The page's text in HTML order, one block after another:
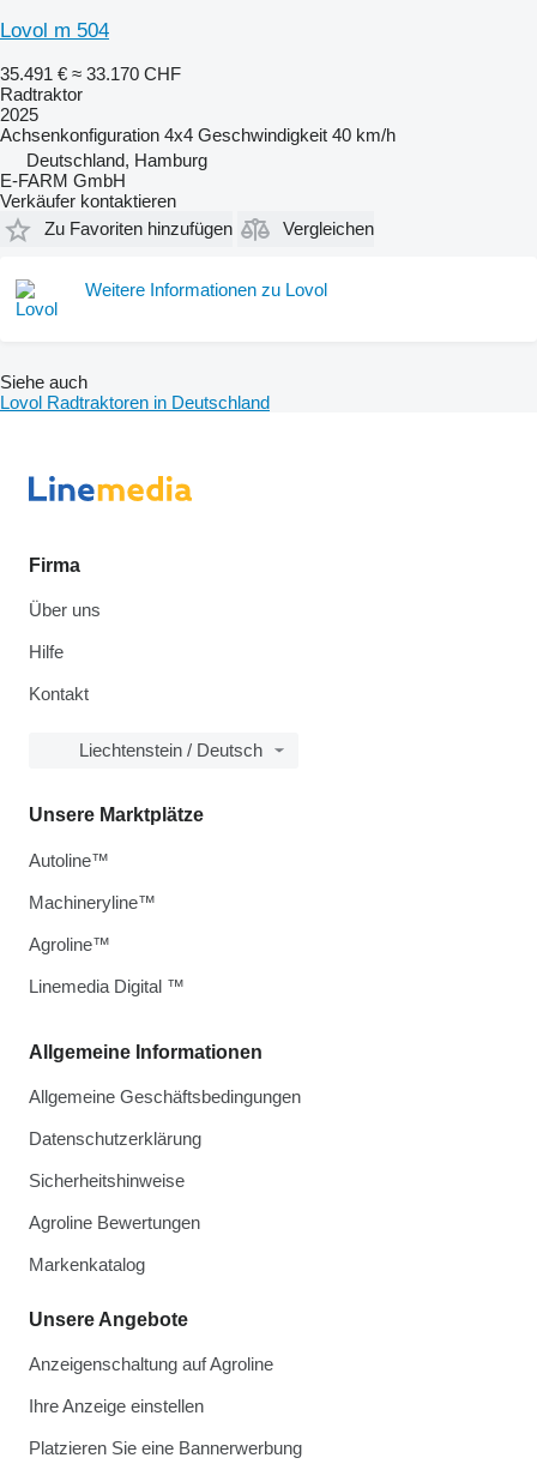
Lovol m 504
35.491 € ≈ 33.170 CHF
Radtraktor
2025
Achsenkonfiguration 4x4 Geschwindigkeit 40 km/h
Deutschland, Hamburg
E-FARM GmbH
Verkäufer kontaktieren
Zu Favoriten hinzufügen
Vergleichen
Weitere Informationen zu Lovol
Siehe auch
Lovol Radtraktoren in Deutschland
Firma
Über uns
Hilfe
Kontakt
Liechtenstein / Deutsch
Allgemeine Informationen
Allgemeine Geschäftsbedingungen
Datenschutzerklärung
Sicherheitshinweise
Agroline Bewertungen
Markenkatalog
Unsere Angebote
Anzeigenschaltung auf Agroline
Ihre Anzeige einstellen
Platzieren Sie eine Bannerwerbung
Unsere Marktplätze
Autoline™
Machineryline™
Agroline™
Linemedia Digital ™